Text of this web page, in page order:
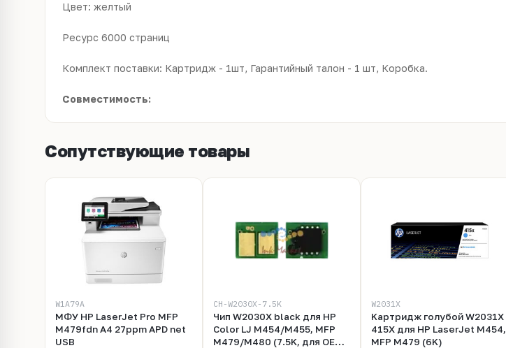
Цвет: желтый
Ресурс 6000 страниц
Комплект поставки: Картридж - 1шт, Гарантийный талон - 1 шт, Коробка.
Совместимость:
Сопутствующие товары
W1A79A
МФУ HP LaserJet Pro MFP
M479fdn A4 27ppm APD net
USB
CH-W2030X-7.5K
Чип W2030X black для HP
Color LJ M454/M455, MFP
M479/M480 (7.5K, для OEM
W2031X
Kартридж голубой W2031X
415X для HP LaserJet M454,
MFP M479 (6K)